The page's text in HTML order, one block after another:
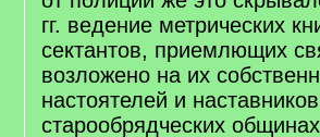
гг. ведение метрических
сектантов, приемлющих
возложено на их
настоятелей и
старообрядческих